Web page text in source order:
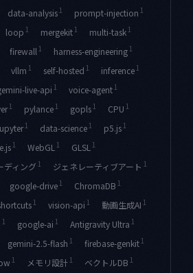
data-analysis 1 prompt-injection 1
loop 1 mergekit 1 multi-task 1
firewall 1 harness-engineering 1
vllm 1 self-hosted 1 inference 1
live-api 1 voice-agent 1
1 pylance 1 gopls 1 CPU 1
1 data-science 1 p5.js 1
1 WebGL 1 GLSL 1
ディング 1 ジェネレーティブアート 1
google-drive 1 ChromaDB 1
1 vision-api 1 動画生成AI 1
1 google-ai 1 Antigravity Ultra 1
gemini-2.5-flash 1 firebase-genkit 1
1 メモリ設計 1 ベクトルDB 1